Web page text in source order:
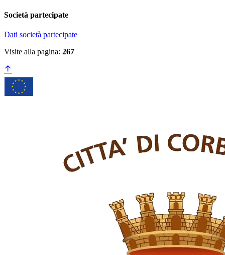
Società partecipate
Dati società partecipate
Visite alla pagina: 267